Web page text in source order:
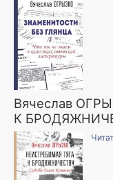
Вячеслав
К